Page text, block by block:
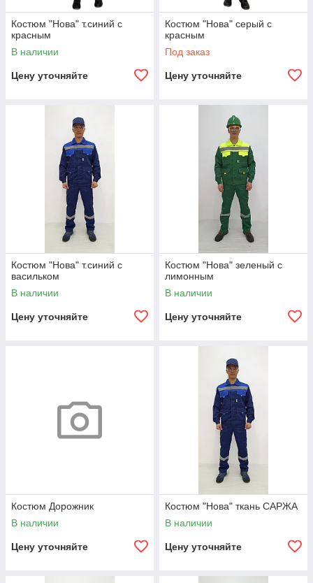
Костюм "Нова" т.синий с
красным
В наличии
Цену уточняйте
Костюм "Нова" серый с
красным
Под заказ
Цену уточняйте
Костюм "Нова" т.синий с
васильком
В наличии
Цену уточняйте
Костюм "Нова" зеленый с
лимонным
В наличии
Цену уточняйте
Костюм Дорожник
В наличии
Цену уточняйте
Костюм "Нова" ткань САРЖА
В наличии
Цену уточняйте